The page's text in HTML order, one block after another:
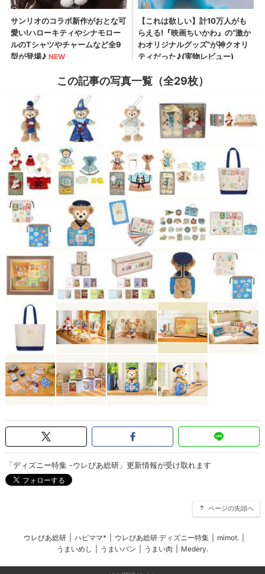
この記事の写真一覧（全29枚）
「ディズニー特集 -ウレぴあ総研」更新情報が受け取れます
ページの先頭へ
ウレぴあ総研 ハピママ* ウレぴあ総研 ディズニー特集 mimot.
うまいめし
うまいパン うまい肉 Medery.